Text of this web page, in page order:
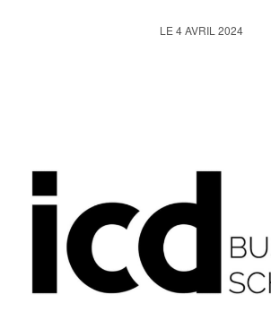
LE 4 AVRIL 2024